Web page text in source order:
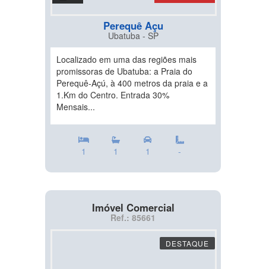
Perequê Açu
Ubatuba - SP
Localizado em uma das regiões mais
promissoras de Ubatuba: a Praia do
Perequê-Açú, à 400 metros da praia e a
1.Km do Centro. Entrada 30%
Mensais...
1 1 1 -
Imóvel Comercial
Ref.: 85661
DESTAQUE